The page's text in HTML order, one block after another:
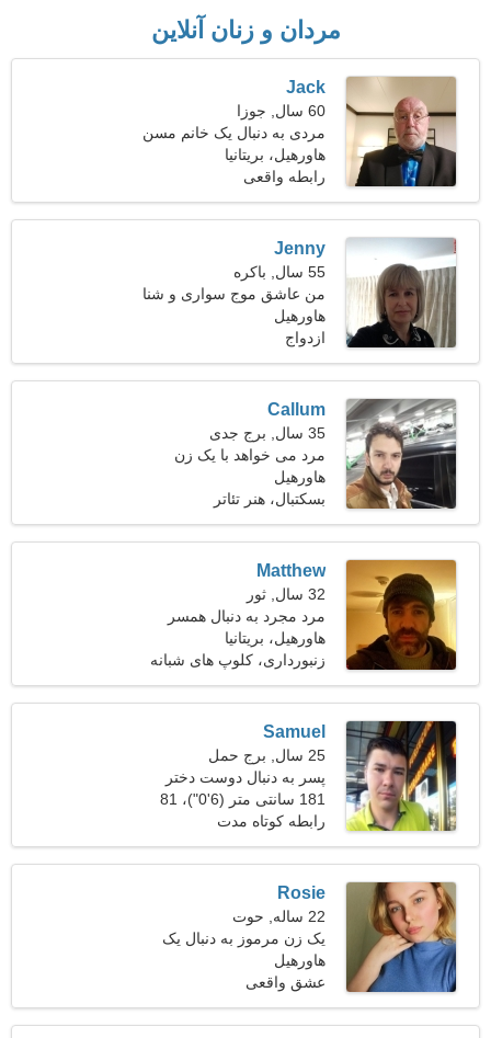
مردان و زنان آنلاین
Jack
60 سال, جوزا
مردی به دنبال یک خانم مسن
هاورهیل، بریتانیا
رابطه واقعی
Jenny
55 سال, باکره
من عاشق موج سواری و شنا
هستم
هاورهیل
ازدواج
Callum
35 سال, برج جدی
مرد می خواهد با یک زن
ملاقات کند
هاورهیل
بسکتبال، هنر تئاتر
Matthew
32 سال, ثور
مرد مجرد به دنبال همسر
هاورهیل، بریتانیا
زنبورداری، کلوپ های شبانه
Samuel
25 سال, برج حمل
پسر به دنبال دوست دختر
است
181 سانتی متر (6'0")، 81
کیلوگرم (178 پوند)
رابطه کوتاه مدت
Rosie
22 ساله, حوت
یک زن مرموز به دنبال یک
رابطه جدی است
هاورهیل
عشق واقعی